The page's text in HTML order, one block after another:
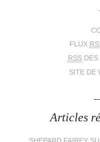
FLUX
RSSDES
SITE DE
Articles